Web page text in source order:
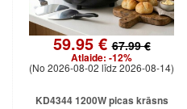
59.95 €67.99 €
Atlaide: -12%
(No 2026-08-02 līdz 2026-08-14)
KD4344 1200W picas krāsns